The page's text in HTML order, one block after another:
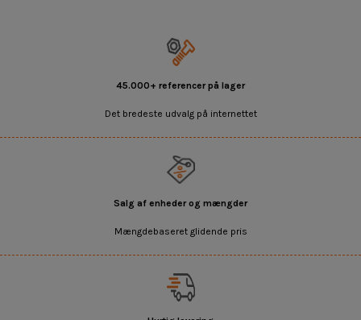
45.000+ referencer på lager
Det bredeste udvalg på internettet
Salg af enheder og mængder
Mængdebaseret glidende pris